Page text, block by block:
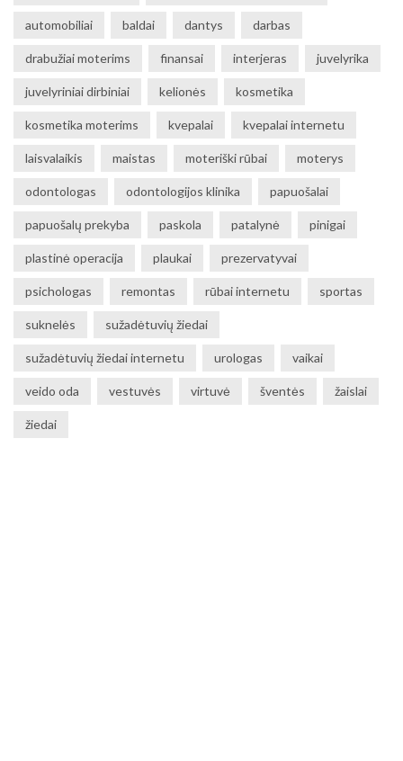
automobiliai baldai dantys darbas
drabužiai moterims finansai interjeras juvelyrika
juvelyriniai dirbiniai kelionės kosmetika
kosmetika moterims kvepalai kvepalai internetu
laisvalaikis maistas moteriški rūbai moterys
odontologas odontologijos klinika papuošalai
papuošalų prekyba paskola patalynė pinigai
plastinė operacija plaukai prezervatyvai
psichologas remontas rūbai internetu sportas
suknelės sužadėtuvių žiedai
sužadėtuvių žiedai internetu urologas vaikai
veido oda vestuvės virtuvė šventės žaislai
žiedai